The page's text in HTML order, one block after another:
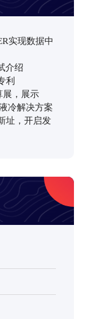
实现数据中
介绍
利
展，展示
冷解决方案
址，开启发